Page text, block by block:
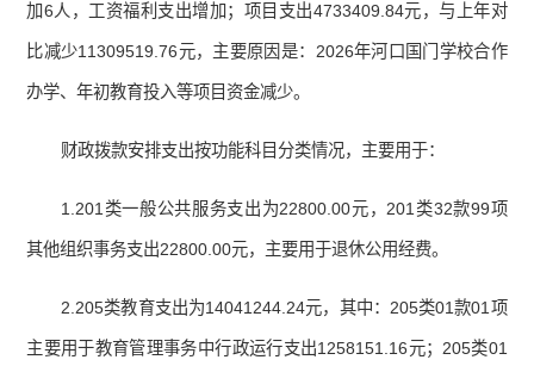
加6人，工资福利支出增加；项目支出4733409.84元，与上年对
比减少11309519.76元，主要原因是：2026年河口国门学校合作
办学、年初教育投入等项目资金减少。
财政拨款安排支出按功能科目分类情况，主要用于：
1.201类一般公共服务支出为22800.00元，201类32款99项
其他组织事务支出22800.00元，主要用于退休公用经费。
2.205类教育支出为14041244.24元，其中：205类01款01项
主要用于教育管理事务中行政运行支出1258151.16元；205类01